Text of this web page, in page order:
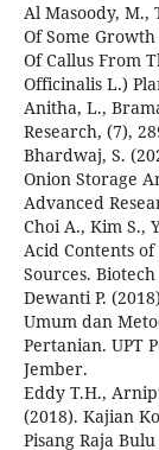
Al Masoody, M.,
Of Some
Of Callus From
Officinalis L.)
Anitha, L.,
Research, (7),
Bhardwaj, S.
Onion Storage
Advanced
Choi A., Kim S.,
Acid Contents
Sources.
Dewanti P.
Umum dan
Pertanian. UPT
Jember.
Eddy T.H.,
(2018). Kajian
Pisang Raja